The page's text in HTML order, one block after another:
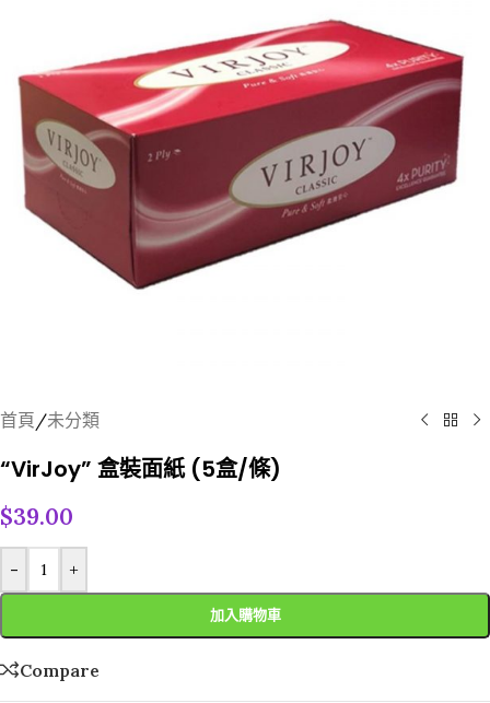
首頁/未分類
“VirJoy” 盒裝面紙 (5盒/條)
$39.00
- +
加入購物車
Compare